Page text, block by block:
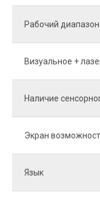
Рабочий
Визуальное +
Наличие
Экран
Язык